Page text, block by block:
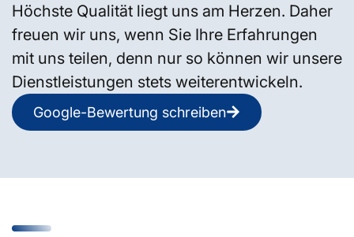
Höchste Qualität liegt uns am Herzen. Daher
freuen wir uns, wenn Sie Ihre Erfahrungen
mit uns teilen, denn nur so können wir unsere
Dienstleistungen stets weiterentwickeln.
Google-Bewertung schreiben